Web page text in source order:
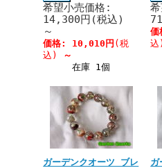
希望小売価格:
14,300円(税込)
～
価格: 10,010円 (税
込)
～
在庫 1個
ガーデンクオーツ ブレ
ガ